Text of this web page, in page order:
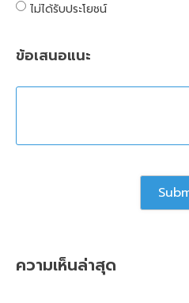
ไม่ได้รับประโยชน์
ข้อเสนอแนะ
ความเห็นล่าสุด